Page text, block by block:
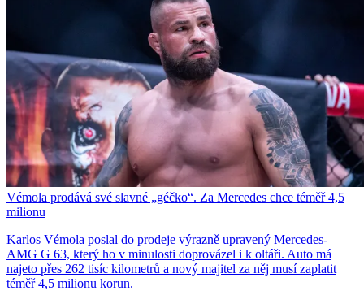
Vémola prodává své slavné „géčko“. Za Mercedes chce téměř 4,5
milionu
Karlos Vémola poslal do prodeje výrazně upravený Mercedes-
AMG G 63, který ho v minulosti doprovázel i k oltáři. Auto má
najeto přes 262 tisíc kilometrů a nový majitel za něj musí zaplatit
téměř 4,5 milionu korun.